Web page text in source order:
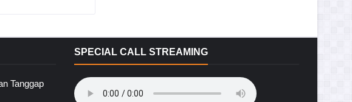
Tanggap
SPECIAL CALL STREAMING